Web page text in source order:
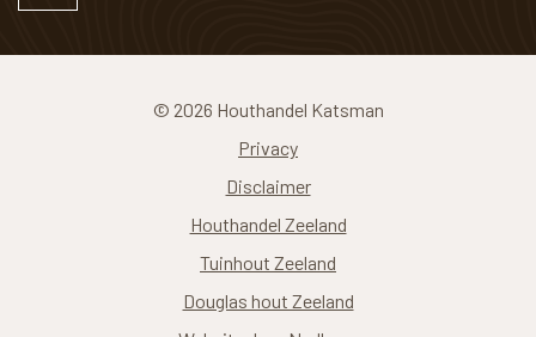
© 2026 Houthandel Katsman
Privacy
Disclaimer
Houthandel Zeeland
Tuinhout Zeeland
Douglas hout Zeeland